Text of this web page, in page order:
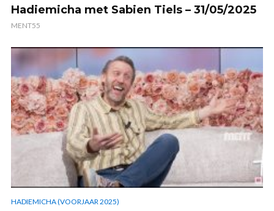
Hadiemicha met Sabien Tiels – 31/05/2025
MENT55
HADIEMICHA (VOORJAAR 2025)